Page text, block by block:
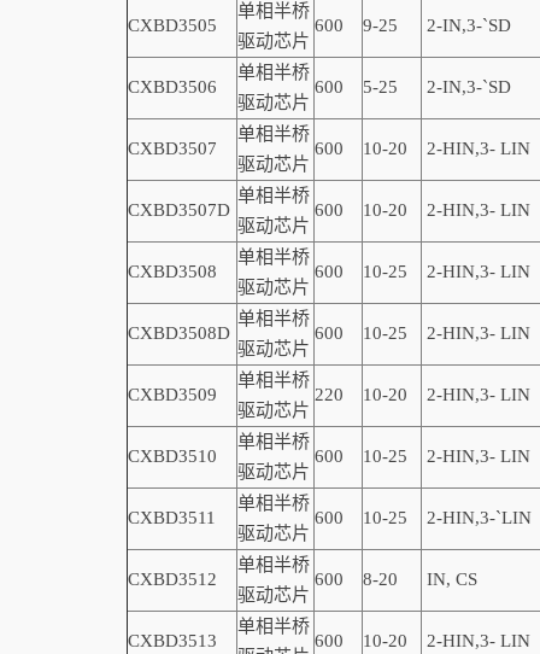
CXBD3505
单相半桥
驱动芯片
600 9-25 2-IN,3-`SD
CXBD3506
单相半桥
驱动芯片
600 5-25 2-IN,3-`SD
CXBD3507
单相半桥
驱动芯片
600 10-20 2-HIN,3- LIN
CXBD3507D
单相半桥
驱动芯片
600 10-20 2-HIN,3- LIN
CXBD3508
单相半桥
驱动芯片
600 10-25 2-HIN,3- LIN
CXBD3508D
单相半桥
驱动芯片
600 10-25 2-HIN,3- LIN
CXBD3509
单相半桥
驱动芯片
220 10-20 2-HIN,3- LIN
CXBD3510
单相半桥
驱动芯片
600 10-25 2-HIN,3- LIN
CXBD3511
单相半桥
驱动芯片
600 10-25 2-HIN,3-`LIN
CXBD3512
单相半桥
驱动芯片
600 8-20 IN, CS
CXBD3513
单相半桥
600 10-20 2-HIN,3- LIN